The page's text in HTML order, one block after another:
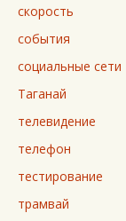
скорость
события
социальные сети
Таганай
телевидение
телефон
тестирование
трамвай